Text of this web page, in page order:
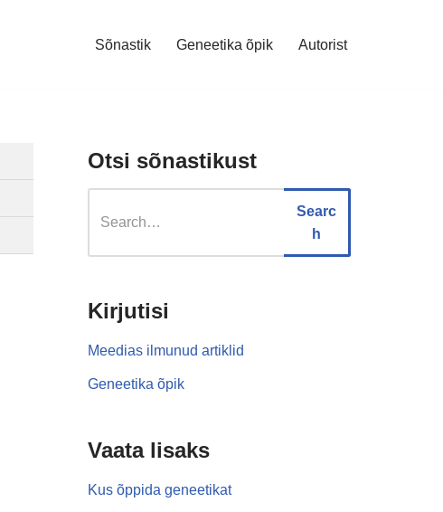
Sõnastik Geneetika õpik Autorist
Otsi sõnastikust
Searc
h
Kirjutisi
Meedias ilmunud artiklid
Geneetika õpik
Vaata lisaks
Kus õppida geneetikat